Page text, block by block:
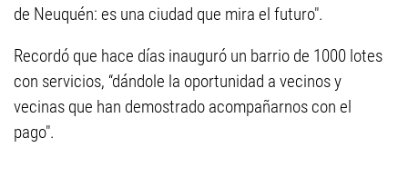
de Neuquén: es una ciudad que mira el futuro".
Recordó que hace días inauguró un barrio de 1000 lotes
con servicios, “dándole la oportunidad a vecinos y
vecinas que han demostrado acompañarnos con el
pago".